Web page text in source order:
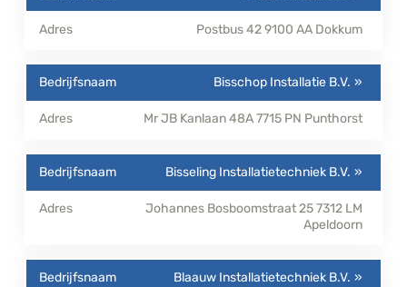
Postbus 429100 AA Dokkum
Bisschop Installatie B.V.
Mr JB Kanlaan 48A7715 PN Punthorst
Bisseling Installatietechniek B.V.
Johannes Bosboomstraat 257312 LM
Apeldoorn
Blaauw Installatietechniek B.V.